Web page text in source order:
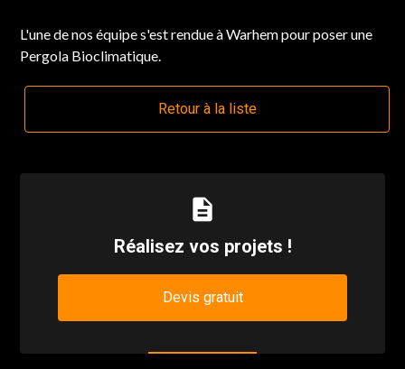
L'une de nos équipe s'est rendue à Warhem pour poser une
Pergola Bioclimatique.
Retour à la liste
description
Réalisez vos projets !
Devis gratuit